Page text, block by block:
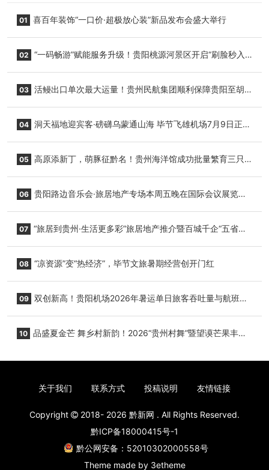
01 喜百年装饰“一口价·超极放心装”新品发布会盛大举行
02 “一码畅游”赋能服务升级！贵阳桃源河景区开启“刷脸秒入
03 活鳗出口单次最大运量！贵州民航集团顺利保障贵阳至胡
04 洞天福地迎宾客·磅礴乌蒙通山海 毕节飞雄机场7月9日正式
05 高原添新丁，萌豚征黔名！贵州海洋馆成功批量繁育三只
06 贵阳路边音乐会·旅居地产专场本周五晚在国际会议展览中
07 “旅居到贵州·生活更多彩”旅居地产推介暨百城千企“五省
08 “凉资源”变“热经济”，毕节文旅暑期经营创开门红
09 双创新高！贵阳机场2026年暑运单日旅客吞吐量与航班起
10 品盛夏金芒 舞乡村新韵！2026“贵州村舞”暨望谟芒果丰收
关于我们 联系方式 投稿说明 友情链接
Copyright 2018- 2026 黔新网 . All Rights Reserved.
黔ICP备18000415号-1
黔公网安备：52010302000558号
Theme made by 3etheme